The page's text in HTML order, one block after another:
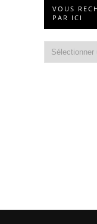
VOUS
PAR ICI
recherchez